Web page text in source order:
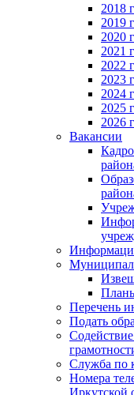
2018
2019
2020
2021
2022
2023
2024
2025
2026
Вакансии
Перечень
Подать
Служба по
Номера
Иркутской